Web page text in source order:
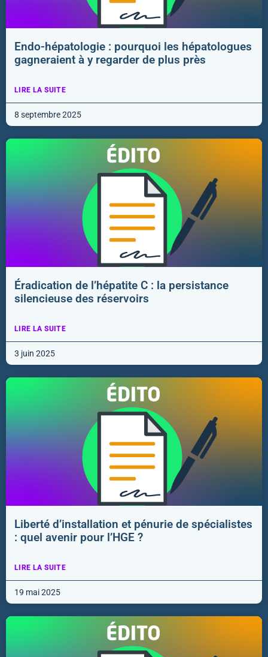
Endo-hépatologie : pourquoi les hépatologues
gagneraient à y regarder de plus près
LIRE LA SUITE
8 septembre 2025
Éradication de l’hépatite C : la persistance
silencieuse des réservoirs
LIRE LA SUITE
3 juin 2025
Liberté d’installation et pénurie de spécialistes
: quel avenir pour l’HGE ?
LIRE LA SUITE
19 mai 2025